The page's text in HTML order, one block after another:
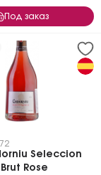
Под заказ
Seleccion
Rose